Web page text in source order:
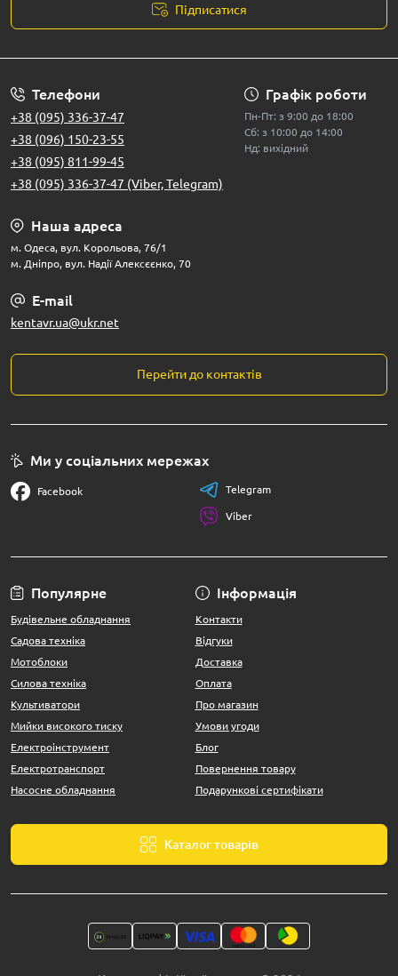
Підписатися
Телефони
+38 (095) 336-37-47
+38 (096) 150-23-55
+38 (095) 811-99-45
+38 (095) 336-37-47 (Viber, Telegram)
Графік роботи
Пн-Пт: з 9:00 до 18:00
Сб: з 10:00 до 14:00
Нд: вихідний
Наша адреса
м. Одеса, вул. Корольова, 76/1
м. Дніпро, вул. Надії Алексєєнко, 70
E-mail
kentavr.ua@ukr.net
Перейти до контактів
Популярне
Будівельне обладнання
Садова техніка
Мотоблоки
Силова техніка
Культиватори
Мийки високого тиску
Електроінструмент
Електротранспорт
Насосне обладнання
Інформація
Контакти
Відгуки
Доставка
Оплата
Про магазин
Умови угоди
Блог
Повернення товару
Подарункові сертифікати
Каталог товарів
Ми у соціальних мережах
Facebook Telegram
Viber